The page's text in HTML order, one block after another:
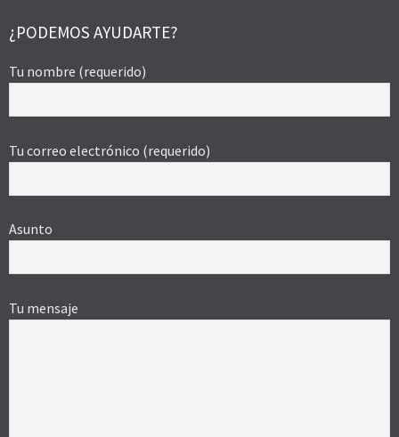
¿PODEMOS AYUDARTE?
Tu nombre (requerido)
Tu correo electrónico (requerido)
Asunto
Tu mensaje